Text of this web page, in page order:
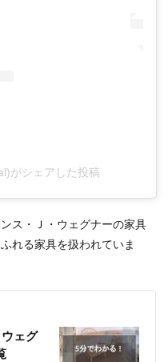
がシェアした投稿
ス・Ｊ・ウェグナーの家具
れる家具を扱われていま
ェグ